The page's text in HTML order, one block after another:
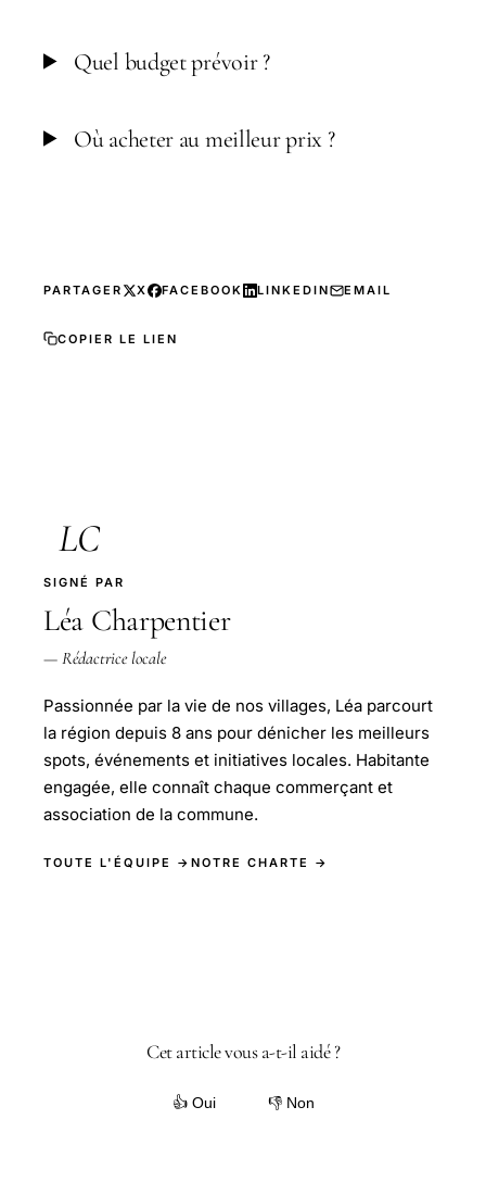
Quel budget prévoir ?
Où acheter au meilleur prix ?
PARTAGER X FACEBOOK LINKEDIN EMAIL
COPIER LE LIEN
LC
SIGNÉ PAR
Léa Charpentier
— Rédactrice locale
Passionnée par la vie de nos villages, Léa parcourt
la région depuis 8 ans pour dénicher les meilleurs
spots, événements et initiatives locales. Habitante
engagée, elle connaît chaque commerçant et
association de la commune.
TOUTE L'ÉQUIPE → NOTRE CHARTE →
Cet article vous a-t-il aidé ?
👍 Oui 👎 Non